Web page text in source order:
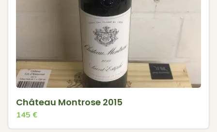
Château Montrose 2015
145 €